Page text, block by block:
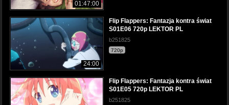
01:47:00
24:00
Flip Flappers: Fantazja kontra świat
S01E06 720p LEKTOR PL
b251825
720p
Flip Flappers: Fantazja kontra świat
S01E05 720p LEKTOR PL
b251825